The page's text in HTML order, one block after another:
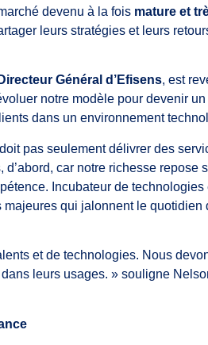
devenu à la fois mature et
leurs stratégies et leurs
Général d’Efisens, est
notre modèle pour devenir un
dans un environnement
pas seulement délivrer des
d’abord, car notre richesse repose
Incubateur de
qui jalonnent le quotidien
et de technologies. Nous
leurs usages. » souligne